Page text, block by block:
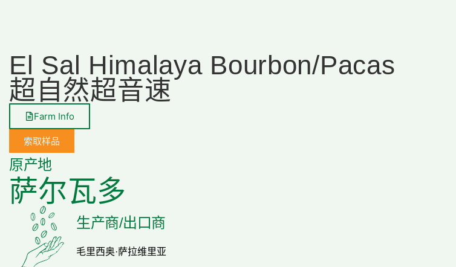
El Sal Himalaya Bourbon/Pacas
超自然超音速
Farm Info
索取样品
原产地
萨尔瓦多
生产商/出口商
毛里西奥·萨拉维里亚